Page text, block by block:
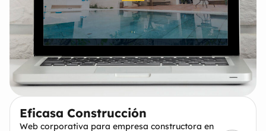
Eficasa Construcción
Web corporativa para empresa constructora en